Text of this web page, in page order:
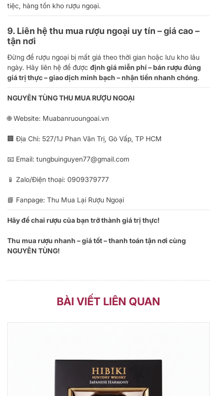
tiệc, hàng tồn kho rượu ngoại.
9. Liên hệ thu mua rượu ngoại uy tín – giá cao –
tận nơi
Đừng để rượu ngoại bị mất giá theo thời gian hoặc lưu kho lâu
ngày. Hãy liên hệ để được định giá miễn phí – bán rượu đúng
giá trị thực – giao dịch minh bạch – nhận tiền nhanh chóng.
NGUYÊN TÙNG THU MUA RƯỢU NGOẠI
🌐 Website: Muabanruoungoai.vn
🏢 Địa Chỉ: 527/1J Phan Văn Trị, Gò Vấp, TP HCM
📧 Email: tungbuinguyen77@gmail.com
📱 Zalo/Điện thoại: 0909379777
📘 Fanpage: Thu Mua Lại Rượu Ngoại
Hãy để chai rượu của bạn trở thành giá trị thực!
Thu mua rượu nhanh – giá tốt – thanh toán tận nơi cùng
NGUYÊN TÙNG!
BÀI VIẾT LIÊN QUAN